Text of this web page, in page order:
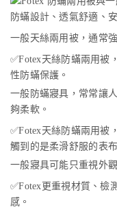
一般天絲兩用被，通常
✅Fotex天絲防蟎兩用被
性防蟎保護。
一般防蟎寢具，常常讓
夠柔軟。
✅Fotex天絲防蟎兩用被
觸到的是柔滑舒服的表布
一般寢具可能只重視外觀
✅Fotex更重視材質、檢
感。